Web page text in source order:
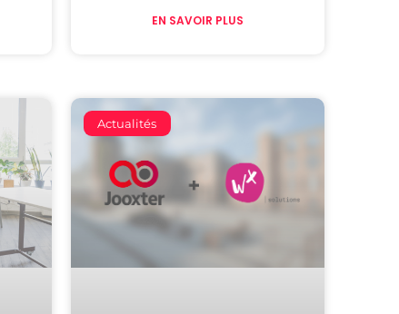
EN SAVOIR PLUS
Actualités